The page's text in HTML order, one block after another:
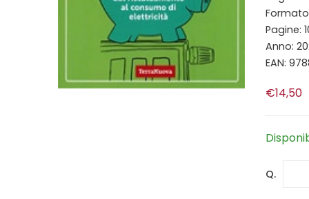
Pagine:
Anno:
EAN:
€14,50
Q.